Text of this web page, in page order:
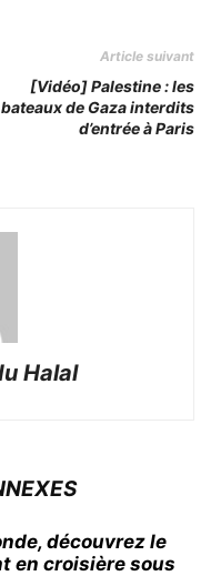
Article suivant
[Vidéo] Palestine : les
bateaux de Gaza interdits
d’entrée à Paris
Halal
découvrez le
en croisière sous